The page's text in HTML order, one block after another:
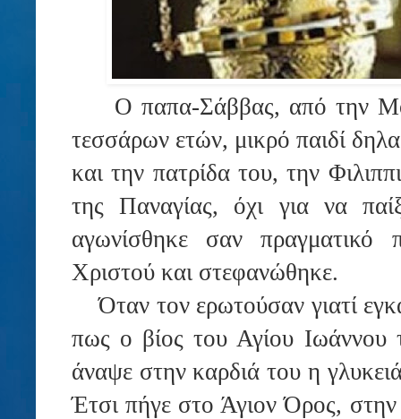
O παπα-Σάββας, από την
τεσσάρων ετών, μικρό παιδί
και την πατρίδα του, την
της Παναγίας, όχι για να
αγωνίσθηκε σαν πραγματικό
Χριστού και στεφανώθηκε.
Όταν τον ερωτούσαν γιατί
πως ο βίος του Αγίου Ιωάννου
άναψε στην καρδιά του η
Έτσι πήγε στο Άγιον Όρος,